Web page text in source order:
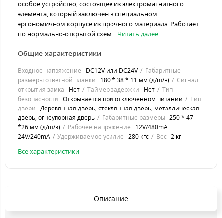
особое устройство, состоящее из электромагнитного
элемента, который заключен в специальном
эргономичном корпусе из прочного материала. Работает
по нормально-открытой схем... Читать далее...
Общие характеристики
Входное напряжение DC12V или DC24V
Габаритные
размеры ответной планки
180 * 38 * 11 мм (д/ш/в)
Сигнал
открытия замка
Нет Таймер задержки Нет
Тип
безопасности Открывается при отключенном питании
Тип
двери Деревянная дверь, стеклянная дверь, металлическая
дверь, огнеупорная дверь
Габаритные размеры 250 * 47
*26 мм (д/ш/в)
Рабочее напряжение
12V/480mA
24V/240mA
Удерживаемое усилие 280 кгс Вес 2 кг
Все характеристики
Описание